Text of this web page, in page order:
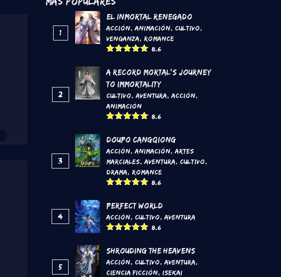
1
El inmortal renegado
Acción,Animación, Cultivo,
Venganza, Romance
8.6
2
A Record Mortal's Journey
To Immortality
Cultivo,Aventura,Acción,
Animación
8.6
3
DouPo Cangqiong
Acción,Animación,Artes
marciales,Aventura, Cultivo,
Drama, Romance
8.6
4
Perfect World
Acción, Cultivo,Aventura
8.6
5
Shrouding the Heavens
Acción, Cultivo,Aventura,
Ciencia Ficción, Isekai